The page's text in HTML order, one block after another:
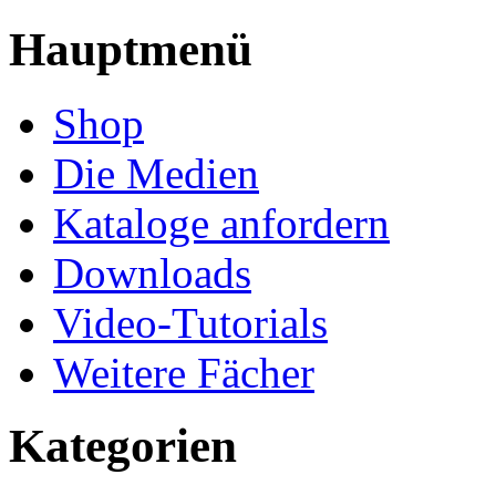
Hauptmenü
Shop
Die Medien
Kataloge anfordern
Downloads
Video-Tutorials
Weitere Fächer
Kategorien